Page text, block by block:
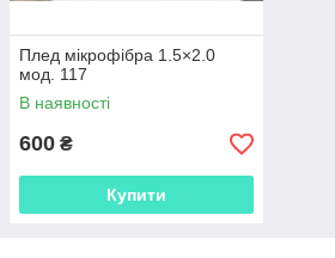
Плед мікрофібра 1.5×2.0
мод. 117
В наявності
600 ₴
Купити